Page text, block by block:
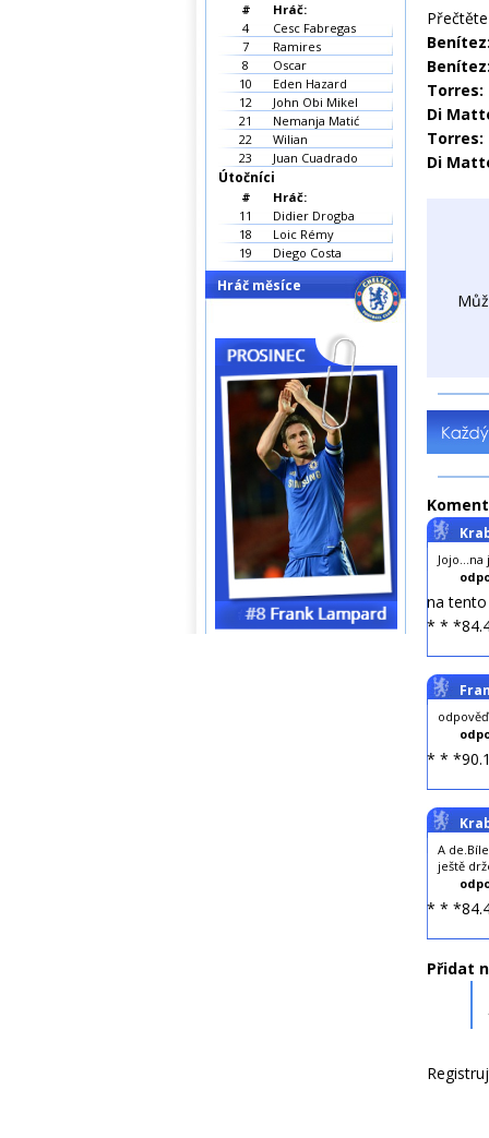
Di
Torres:
Di
na
* *
* *
A
ještě
* *
Přidat
#
Hráč:
4
Cesc Fabregas
7
Ramires
8
Oscar
10
Eden Hazard
12
John Obi Mikel
21
Nemanja Matić
22
Wilian
23
Juan Cuadrado
Útočníci
#
Hráč:
11
Didier Drogba
18
Loic Rémy
19
Diego Costa
Hráč měsíce